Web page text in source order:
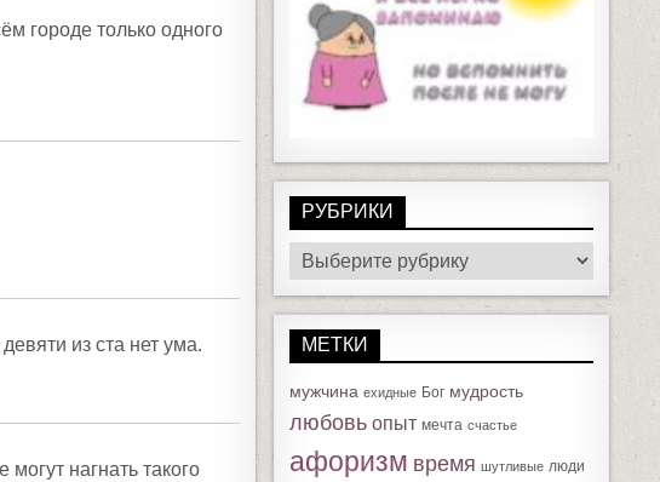
городе только одного
из ста нет ума.
нагнать такого
РУБРИКИ
Р
Б
Р
И
К
И
МЕТКИ
любовь
афоризм